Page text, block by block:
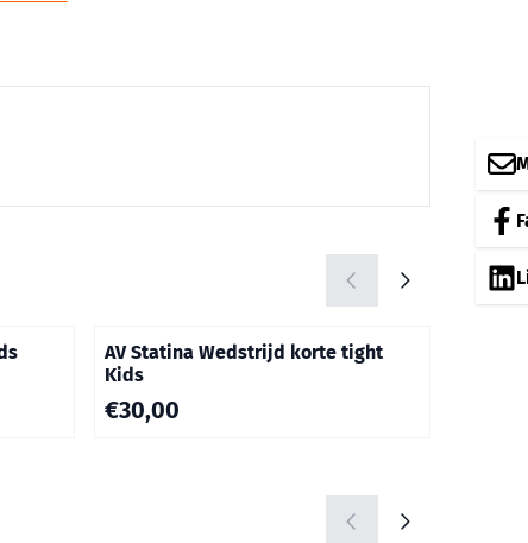
AV Statina Wedstrijd korte tight
Kids
Prijs: 30,00
€30,00